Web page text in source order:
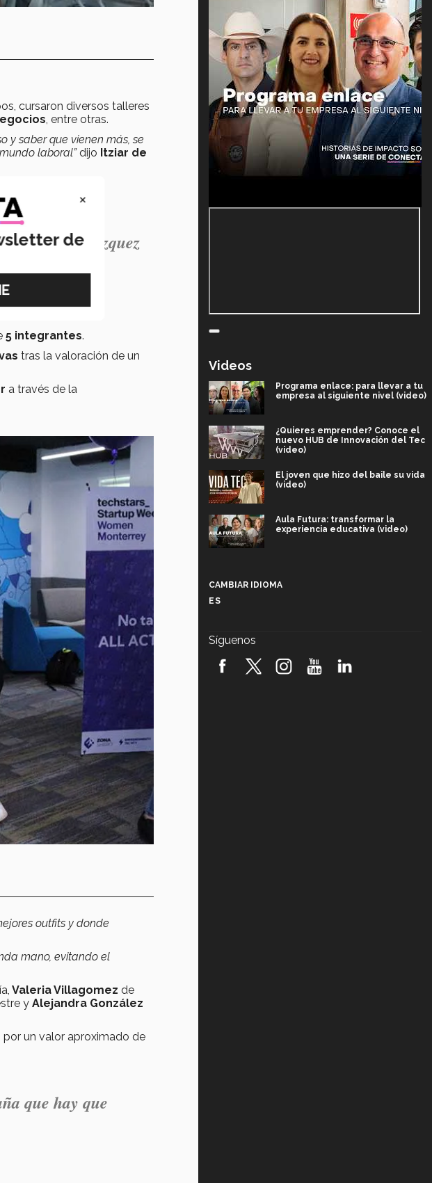
cursaron diversos talleres
, entre otras.
y saber que vienen más, se
laboral”dijo Itziar de
.-Lumi Velázquez
5 integrantes.
tras la valoración de un
a través de la
outfits y donde
mano, evitando el
Valeria Villagomez de
y Alejandra González
un valor aproximado de
que hay que
Videos
Programa enlace: para llevar a tu
empresa al siguiente nivel (video)
¿Quieres emprender? Conoce el
nuevo HUB de Innovación del Tec
(video)
El joven que hizo del baile su vida
(video)
Aula Futura: transformar la
experiencia educativa (video)
robótica FIRST 2026! (video)
CAMBIAR IDIOMA
ES
Síguenos
×
de